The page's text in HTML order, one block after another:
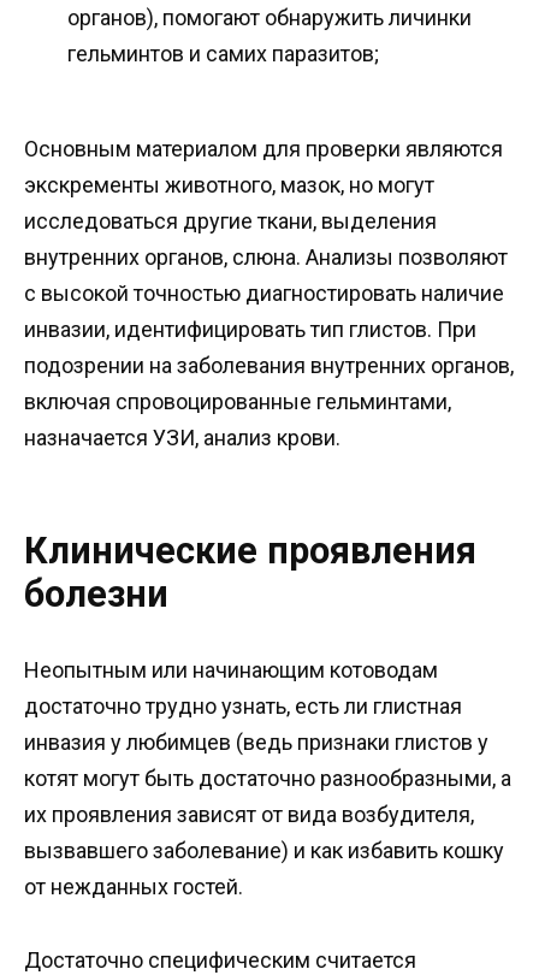
органов), помогают обнаружить личинки
гельминтов и самих паразитов;
Основным материалом для проверки являются
экскременты животного, мазок, но могут
исследоваться другие ткани, выделения
внутренних органов, слюна. Анализы позволяют
с высокой точностью диагностировать наличие
инвазии, идентифицировать тип глистов. При
подозрении на заболевания внутренних органов,
включая спровоцированные гельминтами,
назначается УЗИ, анализ крови.
Клинические проявления
болезни
Неопытным или начинающим котоводам
достаточно трудно узнать, есть ли глистная
инвазия у любимцев (ведь признаки глистов у
котят могут быть достаточно разнообразными, а
их проявления зависят от вида возбудителя,
вызвавшего заболевание) и как избавить кошку
от нежданных гостей.
Достаточно специфическим считается